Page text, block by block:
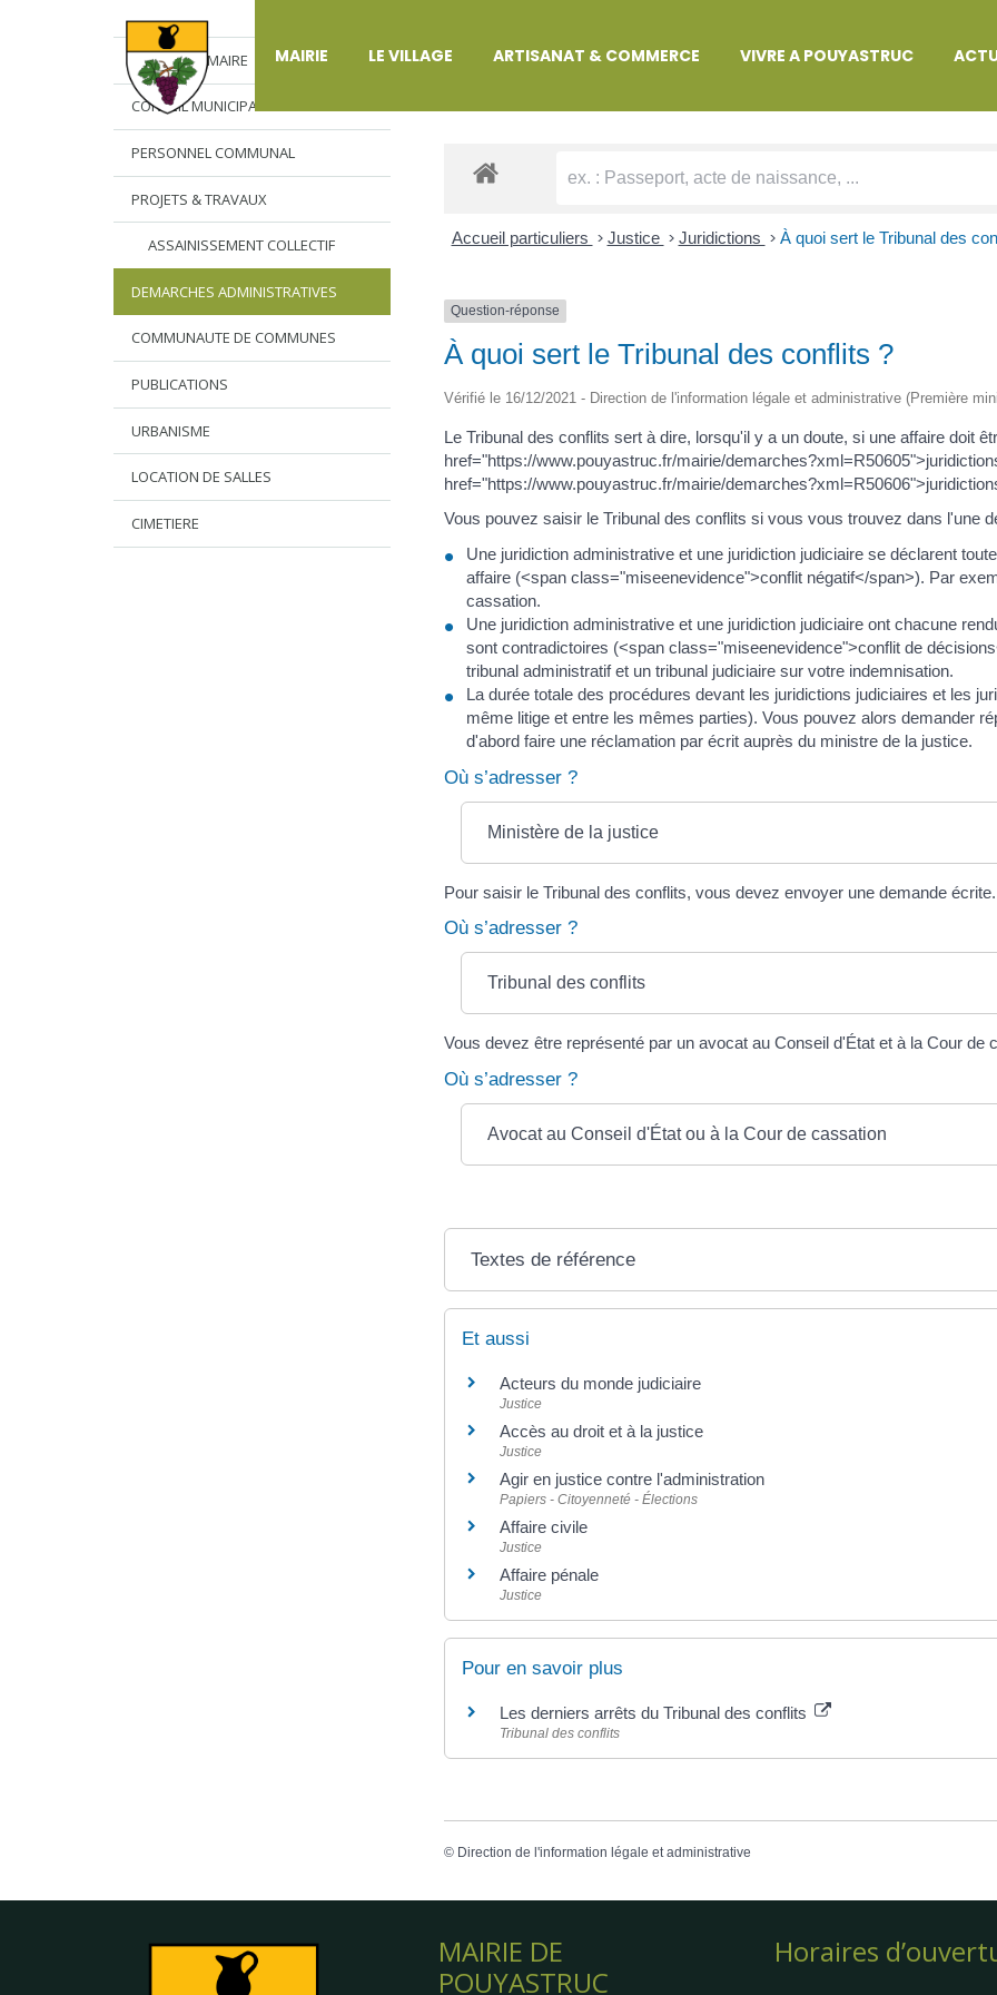
MAIRIE LE VILLAGE ARTISANAT & COMMERCE VIVRE A POUYASTRUC
L’EDITO DU MAIRE
CONSEIL MUNICIPAL
PERSONNEL COMMUNAL
PROJETS & TRAVAUX
ASSAINISSEMENT COLLECTIF
DEMARCHES ADMINISTRATIVES
COMMUNAUTE DE COMMUNES
PUBLICATIONS
URBANISME
LOCATION DE SALLES
CIMETIERE
DÉMARCHES ADMINISTRATIVES
Accueil particuliers > Justice > Juridictions > À quoi sert le Tribunal des
Question-réponse
À quoi sert le Tribunal des conflits ?
Vérifié le 16/12/2021 - Direction de l'information légale et administrative (Première
Le Tribunal des conflits sert à dire, lorsqu'il y a un doute, si une affaire doit
href="https://www.pouyastruc.fr/mairie/
href="https://www.pouyastruc.fr/mairie/
Vous pouvez saisir le Tribunal des conflits si vous vous trouvez dans l'une
Une juridiction administrative et une juridiction judiciaire se déclarent
affaire (<span class="miseenevidence">conflit négatif</span>). Par
cassation.
Une juridiction administrative et une juridiction judiciaire ont chacune
sont contradictoires (<span class="miseenevidence">conflit de
tribunal administratif et un tribunal judiciaire sur votre indemnisation.
La durée totale des procédures devant les juridictions judiciaires et les
même litige et entre les mêmes parties). Vous pouvez alors demander
d'abord faire une réclamation par écrit auprès du ministre de la justice.
Où s’adresser ?
Ministère de la justice
Pour saisir le Tribunal des conflits, vous devez envoyer une demande écrite.
Où s’adresser ?
Tribunal des conflits
Vous devez être représenté par un avocat au Conseil d'État et à la Cour de
Où s’adresser ?
Avocat au Conseil d'État ou à la Cour de cassation
Textes de référence
Et aussi
Acteurs du monde judiciaire
Justice
Accès au droit et à la justice
Justice
Agir en justice contre l'administration
Papiers - Citoyenneté - Élections
Affaire civile
Justice
Affaire pénale
Justice
Pour en savoir plus
Les derniers arrêts du Tribunal des conflits
Tribunal des conflits
© Direction de l'information légale et administrative
MAIRIE DE
POUYASTRUC
Horaires